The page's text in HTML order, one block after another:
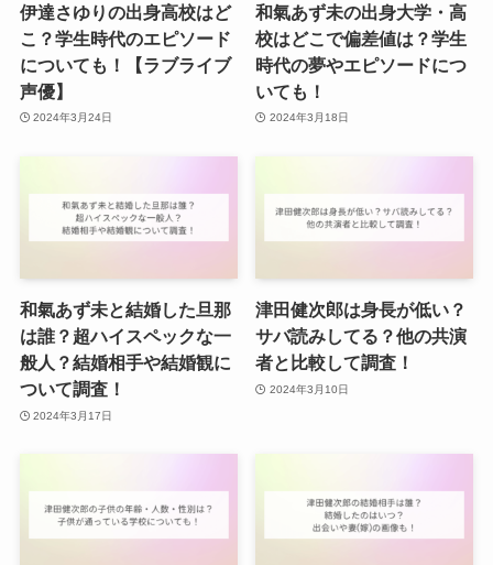
伊達さゆりの出身高校はど
こ？学生時代のエピソード
についても！【ラブライブ
声優】
2024年3月24日
和氣あず未の出身大学・高
校はどこで偏差値は？学生
時代の夢やエピソードにつ
いても！
2024年3月18日
和氣あず未と結婚した旦那
は誰？超ハイスペックな一
般人？結婚相手や結婚観に
ついて調査！
2024年3月17日
津田健次郎は身長が低い？
サバ読みしてる？他の共演
者と比較して調査！
2024年3月10日